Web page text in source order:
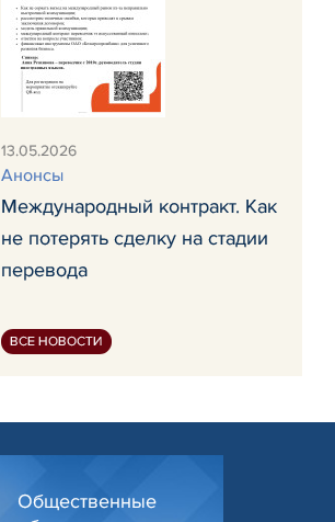
13.05.2026
Анонсы
Международный контракт. Как
не потерять сделку на стадии
перевода
ВСЕ НОВОСТИ
Общественные